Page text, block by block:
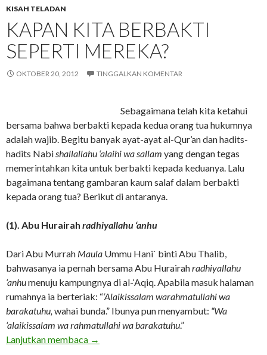
KISAH TELADAN
KAPAN KITA BERBAKTI
SEPERTI MEREKA?
OKTOBER 20, 2012 TINGGALKAN KOMENTAR
Sebagaimana telah kita ketahui
bersama bahwa berbakti kepada kedua orang tua hukumnya
adalah wajib. Begitu banyak ayat-ayat al-Qur’an dan hadits-
hadits Nabishallallahu ‘alaihi wa sallam yang dengan tegas
memerintahkan kita untuk berbakti kepada keduanya. Lalu
bagaimana tentang gambaran kaum salaf dalam berbakti
kepada orang tua? Berikut di antaranya.
(1). Abu Hurairah radhiyallahu ‘anhu
Dari Abu Murrah Maula Ummu Hani` binti Abu Thalib,
bahwasanya ia pernah bersama Abu Hurairahradhiyallahu
‘anhumenuju kampungnya di al-‘Aqiq. Apabila masuk halaman
rumahnya ia berteriak: “‘Alaikissalam warahmatullahi wa
barakatuhu, wahai bunda.” Ibunya pun menyambut: “Wa
‘alaikissalam wa rahmatullahi wa barakatuhu.”
Lanjutkan membaca Kapan Kita Berbakti Seperti Mereka?
→